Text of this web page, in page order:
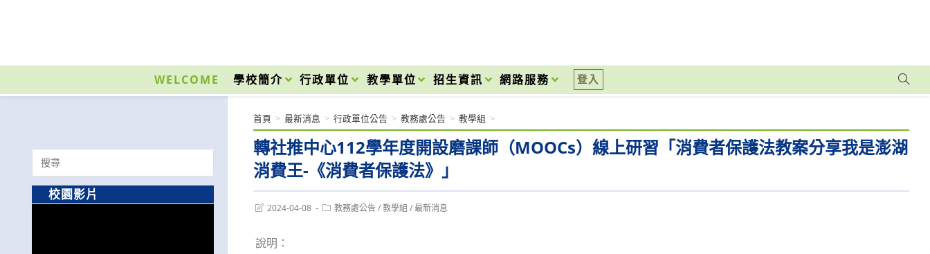
內
WELCOME 學校簡介 行政單位 教學單位 招生資訊 網路服務 登入
轉社推中心112學年度開設磨課師（MOOCs）線上研習「消費者保護法教案分享我是澎湖
消費王-《消費者保護法》」
首頁 > 最新消息 > 行政單位公告 > 教務處公告 > 教學組 >
Post2024-04-08
Post教務處公告 / 教學組 / 最新消息
說明：
Search
for:
校園影片